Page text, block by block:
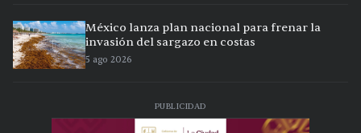
México lanza plan nacional para frenar la
invasión del sargazo en costas
5 ago 2026
PUBLICIDAD